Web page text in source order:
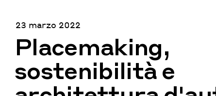
23 marzo 2022
Placemaking,
sostenibilità e